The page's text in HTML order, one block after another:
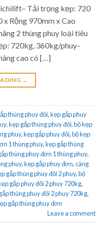
Tải trọng kẹp: 720
Rộng 970mm x Cao
2 thùng phuy loại tiêu
720kg, 360kg/phuy–
cao có […]
→
thùng phuy đôi,kẹp gắp phuy
,kẹp gắp thùng phuy đôi,bộ kẹp
phuy,kẹp gắp phuy đôi,bộ kẹp
1 thùng phuy,kẹp gắp thùng
thùng phuy đơn 1 thùng phuy,
phuy,kẹp gắp phuy đơn,càng
gắp thùng phuy đôi 2 phuy,bộ
gắp phuy đôi 2 phuy 720kg,
thùng phuy đôi 2 phuy 720kg,
gắp thùng phuy đơn
Leave a comment